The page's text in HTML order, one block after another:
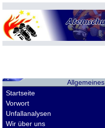
Allgemeines
Startseite
Vorwort
Unfallanalysen
Wir über uns